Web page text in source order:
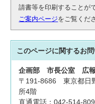
請書等を印刷することが
ご案内ページをご覧くだ
このページに関するお
企画部市長公室 広
〒191-8686 東京都日
所4階
直通電話：042-514-